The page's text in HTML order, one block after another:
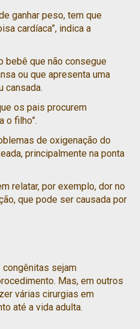
ganhar peso, tem que
cardíaca”, indica a
bebê que não consegue
ou que apresenta uma
cansada.
os pais procurem
o filho”.
de oxigenação do
principalmente na ponta
relatar, por exemplo, dor no
que pode ser causada por
congênitas sejam
Mas, em outros
várias cirurgias em
até a vida adulta.